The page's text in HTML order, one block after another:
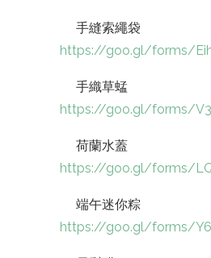
手縫索繩袋
https://goo.gl/forms/
手織草蜢
https://goo.gl/forms/
荷蘭水蓋
https://goo.gl/forms/
端午迷你粽
https://goo.gl/forms/